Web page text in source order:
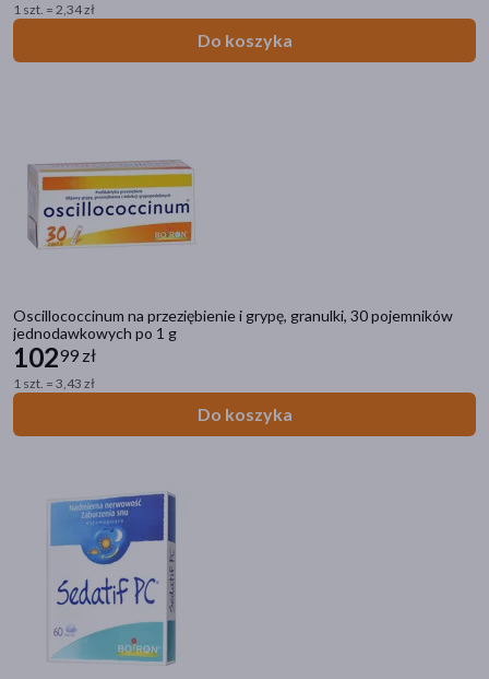
1 szt. = 2,34 zł
Do koszyka
Oscillococcinum na przeziębienie i grypę, granulki, 30 pojemników
jednodawkowych po 1 g
10299 zł
1 szt. = 3,43 zł
Do koszyka